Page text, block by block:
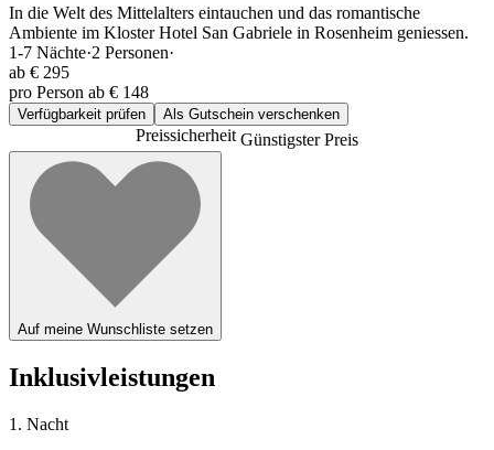
In die Welt des Mittelalters eintauchen und das romantische
Ambiente im Kloster Hotel San Gabriele in Rosenheim geniessen.
1-7 Nächte·2 Personen·
ab € 295
pro Person ab € 148
Verfügbarkeit prüfen Als Gutschein verschenken
PreissicherheitGünstigster Preis
Auf meine Wunschliste setzen
Inklusivleistungen
1. Nacht